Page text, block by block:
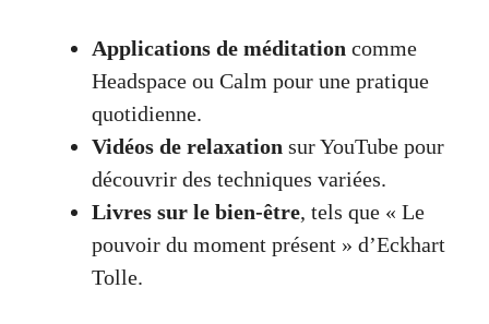
Applications de méditation comme
Headspace ou Calm pour une pratique
quotidienne.
Vidéos de relaxation sur YouTube pour
découvrir des techniques variées.
Livres sur le bien-être, tels que « Le
pouvoir du moment présent » d’Eckhart
Tolle.